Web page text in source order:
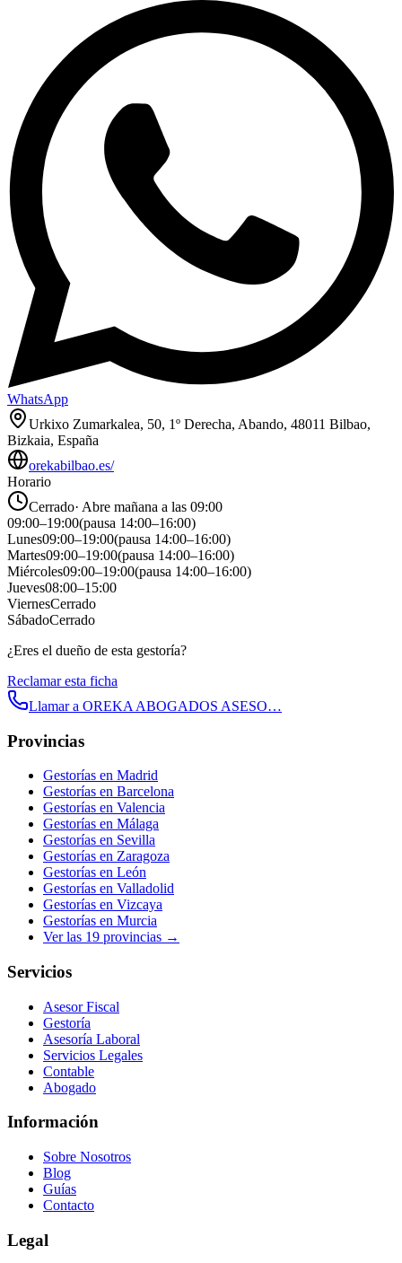
WhatsApp
Urkixo Zumarkalea, 50, 1º Derecha, Abando, 48011 Bilbao,
Bizkaia, España
orekabilbao.es/
Horario
Cerrado· Abre mañana a las 09:00
09:00–19:00(pausa 14:00–16:00)
Lunes09:00–19:00(pausa 14:00–16:00)
Martes09:00–19:00(pausa 14:00–16:00)
Miércoles09:00–19:00(pausa 14:00–16:00)
Jueves08:00–15:00
ViernesCerrado
SábadoCerrado
¿Eres el dueño de esta gestoría?
Reclamar esta ficha
Llamar a OREKA ABOGADOS ASESO…
Provincias
Gestorías en Madrid
Gestorías en Barcelona
Gestorías en Valencia
Gestorías en Málaga
Gestorías en Sevilla
Gestorías en Zaragoza
Gestorías en León
Gestorías en Valladolid
Gestorías en Vizcaya
Gestorías en Murcia
Ver las 19 provincias →
Servicios
Asesor Fiscal
Gestoría
Asesoría Laboral
Servicios Legales
Contable
Abogado
Información
Sobre Nosotros
Blog
Guías
Contacto
Legal